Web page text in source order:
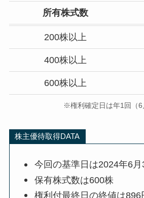
所有株式数
200株以上
400株以上
600株以上
※権利確定日は年1回（6
株主優待取得DATA
今回の基準日は2024年6月
保有株式数は600株
権利付最終日の終値は896